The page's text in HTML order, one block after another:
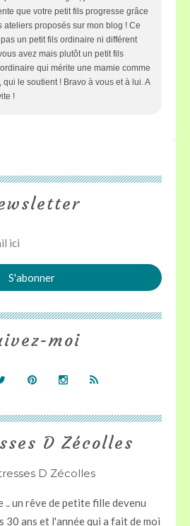
que votre petit fils progresse grâce
ateliers proposés sur mon blog ! Ce
un petit fils ordinaire ni différent
avez mais plutôt un petit fils
qui mérite une mamie comme
qui le soutient ! Bravo à vous et à lui. A
!
D Zécolles
.. un rêve de petite fille devenu
30 ans et l'année qui a fait de moi
moi